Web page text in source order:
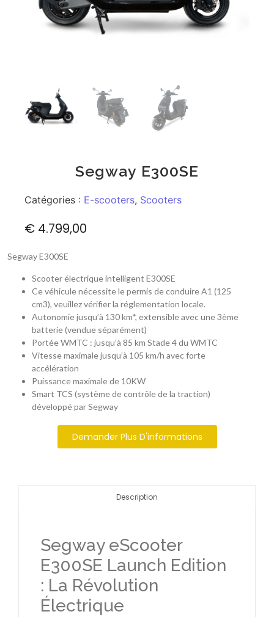
Segway E300SE
Catégories : E-scooters, Scooters
€ 4.799,00
Segway E300SE
Scooter électrique intelligent E300SE
Ce véhicule nécessite le permis de conduire A1 (125
cm3), veuillez vérifier la réglementation locale.
Autonomie jusqu’à 130 km*, extensible avec une 3ème
batterie (vendue séparément)
Portée WMTC : jusqu’à 85 km Stade 4 du WMTC
Vitesse maximale jusqu’à 105 km/h avec forte
accélération
Puissance maximale de 10KW
Smart TCS (système de contrôle de la traction)
développé par Segway
Demander Plus D'informations
Description
Segway eScooter
E300SE Launch Edition
: La Révolution
Électrique